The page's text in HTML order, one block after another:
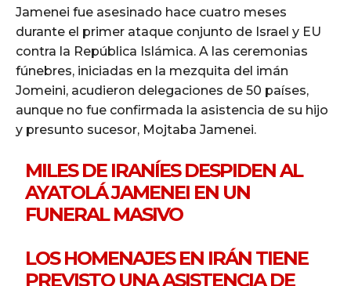
Jamenei fue asesinado hace cuatro meses
durante el primer ataque conjunto de Israel y EU
contra la República Islámica. A las ceremonias
fúnebres, iniciadas en la mezquita del imán
Jomeini, acudieron delegaciones de 50 países,
aunque no fue confirmada la asistencia de su hijo
y presunto sucesor, Mojtaba Jamenei.
MILES DE IRANÍES DESPIDEN AL
AYATOLÁ JAMENEI EN UN
FUNERAL MASIVO
LOS HOMENAJES EN IRÁN TIENE
PREVISTO UNA ASISTENCIA DE